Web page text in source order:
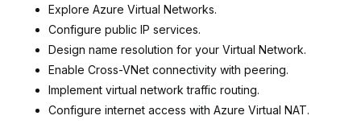
Explore Azure Virtual Networks.
Configure public IP services.
Design name resolution for your Virtual Network.
Enable Cross-VNet connectivity with peering.
Implement virtual network traffic routing.
Configure internet access with Azure Virtual NAT.